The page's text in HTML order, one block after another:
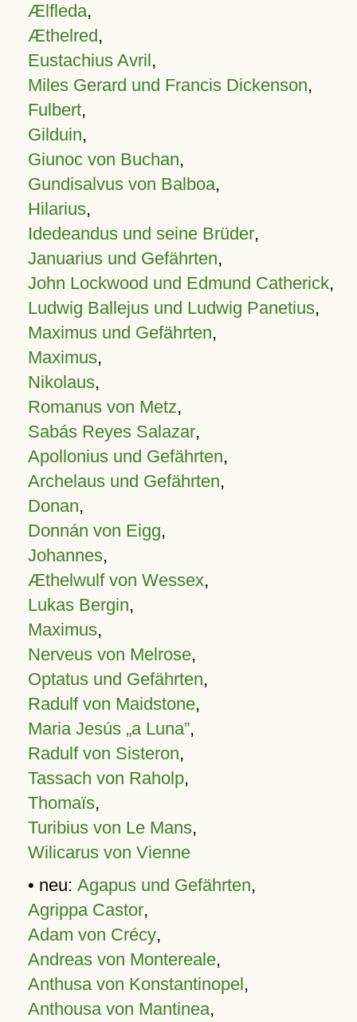
Ælfleda,
Æthelred,
Eustachius Avril,
Miles Gerard und Francis Dickenson,
Fulbert,
Gilduin,
Giunoc von Buchan,
Gundisalvus von Balboa,
Hilarius,
Idedeandus und seine Brüder,
Januarius und Gefährten,
John Lockwood und Edmund Catherick,
Ludwig Ballejus und Ludwig Panetius,
Maximus und Gefährten,
Maximus,
Nikolaus,
Romanus von Metz,
Sabás Reyes Salazar,
Apollonius und Gefährten,
Archelaus und Gefährten,
Donan,
Donnán von Eigg,
Johannes,
Æthelwulf von Wessex,
Lukas Bergin,
Maximus,
Nerveus von Melrose,
Optatus und Gefährten,
Radulf von Maidstone,
Maria Jesús „a Luna”,
Radulf von Sisteron,
Tassach von Raholp,
Thomaïs,
Turibius von Le Mans,
Wilicarus von Vienne
• neu: Agapus und Gefährten,
Agrippa Castor,
Adam von Crécy,
Andreas von Montereale,
Anthusa von Konstantinopel,
Anthousa von Mantinea,